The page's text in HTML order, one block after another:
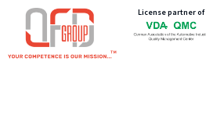
License partner of